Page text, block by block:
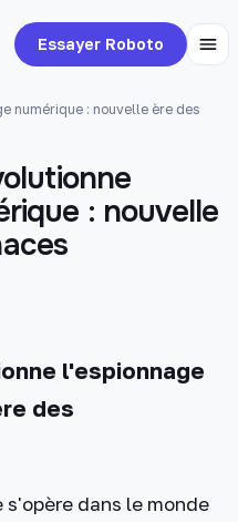
Essayer Roboto
numérique : nouvelle ère des
: nouvelle
l'espionnage
des
dans le monde